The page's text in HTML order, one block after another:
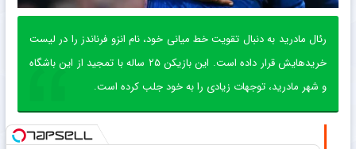
رئال مادرید به دنبال تقویت خط میانی خود، نام انزو فرناندز را در لیست
خریدهایش قرار داده است. این بازیکن ۲۵ ساله با تمجید از این باشگاه
و شهر مادرید، توجهات زیادی را به خود جلب کرده است.